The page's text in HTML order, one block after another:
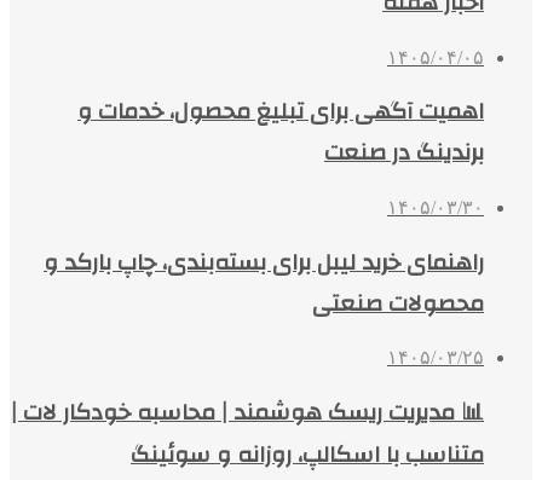
۱۴۰۵/۰۴/۰۵
اهمیت آگهی برای تبلیغ محصول، خدمات و
برندینگ در صنعت
۱۴۰۵/۰۳/۳۰
راهنمای خرید لیبل برای بسته‌بندی، چاپ بارکد و
محصولات صنعتی
۱۴۰۵/۰۳/۲۵
📊 مدیریت ریسک هوشمند | محاسبه خودکار لات |
متناسب با اسکالپ، روزانه و سوئینگ